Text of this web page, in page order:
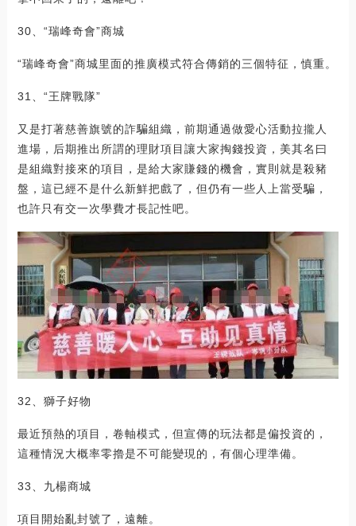
30、“瑞峰奇會”商城
“瑞峰奇會”商城里面的推廣模式符合傳銷的三個特征，慎重。
31、“王牌戰隊”
又是打著慈善旗號的詐騙組織，前期通過做愛心活動拉攏人
進場，后期推出所謂的理財項目讓大家掏錢投資，美其名曰
是組織對接來的項目，是給大家賺錢的機會，實則就是殺豬
盤，這已經不是什么新鮮把戲了，但仍有一些人上當受騙，
也許只有交一次學費才長記性吧。
32、獅子好物
最近預熱的項目，卷軸模式，但宣傳的玩法都是偏投資的，
這種情況大概率零擼是不可能變現的，有個心理準備。
33、九楊商城
項目開始亂封號了，遠離。